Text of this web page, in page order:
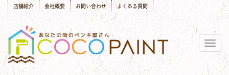
店舗紹介 会社概要 お問い合わせ よくある質問